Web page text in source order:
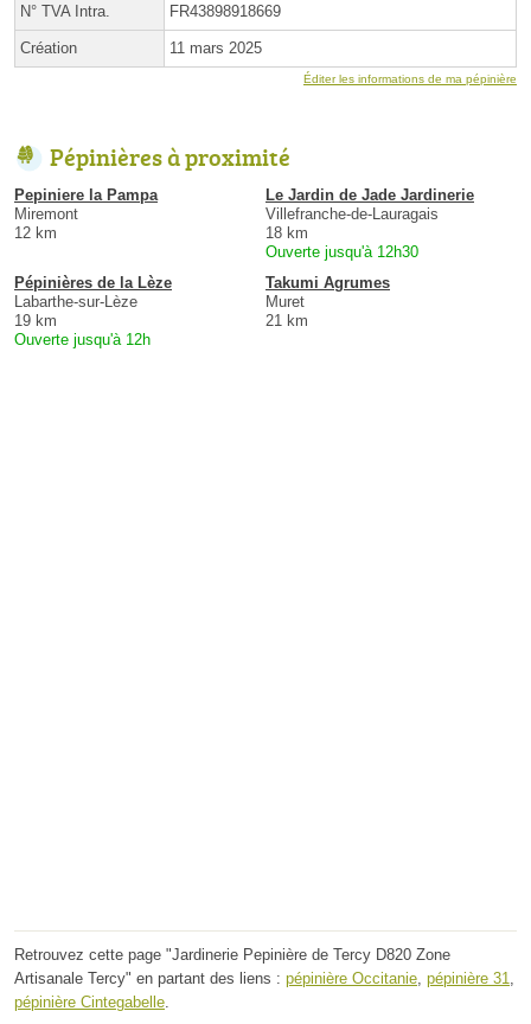
N° TVA Intra. FR43898918669
Création 11 mars 2025
Éditer les informations de ma pépinière
Pépinières à proximité
Pepiniere la Pampa
Miremont
12 km
Le Jardin de Jade Jardinerie
Villefranche-de-Lauragais
18 km
Ouverte jusqu'à 12h30
Pépinières de la Lèze
Labarthe-sur-Lèze
19 km
Ouverte jusqu'à 12h
Takumi Agrumes
Muret
21 km
Retrouvez cette page "Jardinerie Pepinière de Tercy D820 Zone
Artisanale Tercy" en partant des liens : pépinière Occitanie pépinière 31
pépinière Cintegabelle